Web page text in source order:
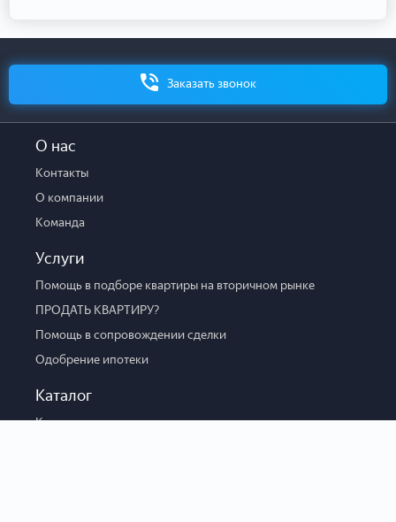
Заказать звонок
О нас
Контакты
О компании
Команда
Услуги
Помощь в подборе квартиры на вторичном рынке
ПРОДАТЬ КВАРТИРУ?
Помощь в сопровождении сделки
Одобрение ипотеки
Каталог
Каталог новостроек